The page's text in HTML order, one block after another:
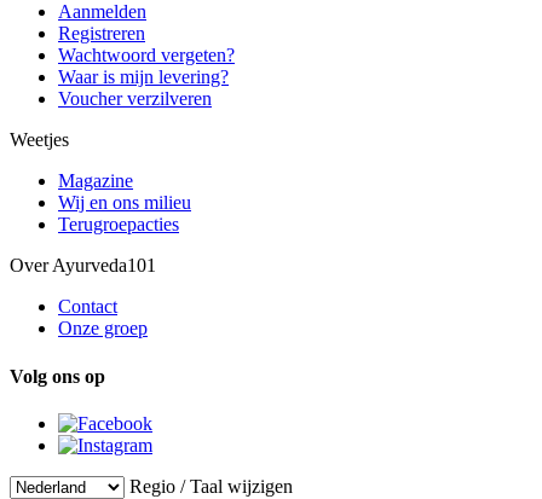
Aanmelden
Registreren
Wachtwoord vergeten?
Waar is mijn levering?
Voucher verzilveren
Weetjes
Magazine
Wij en ons milieu
Terugroepacties
Over Ayurveda101
Contact
Onze groep
Volg ons op
Regio / Taal wijzigen